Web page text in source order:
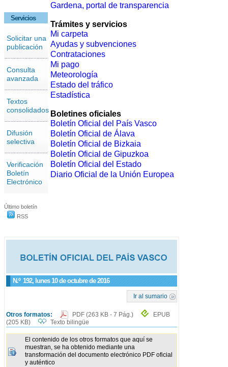
Servicios
Solicitar una
publicación
Consulta
avanzada
Textos
consolidados
Difusión
selectiva
Verificación
Boletín
Electrónico
Último boletín
RSS
N.º 192, lunes 10 de octubre de 2016
Ir al sumario
Otros formatos: PDF (263 KB - 7 Pág.)
EPUB
(205 KB)
Texto bilingüe
El contenido de los otros formatos que aquí se
muestran, se ha obtenido mediante una
transformación del documento electrónico PDF oficial
y auténtico
Gardena, portal de transparencia
Trámites y servicios
Mi carpeta
Ayudas y subvenciones
Contrataciones
Mi pago
Meteorología
Estado del tráfico
Estadística
Boletines oficiales
Boletín Oficial del País Vasco
Boletín Oficial de Álava
Boletín Oficial de Bizkaia
Boletín Oficial de Gipuzkoa
Boletín Oficial del Estado
Diario Oficial de la Unión Europea